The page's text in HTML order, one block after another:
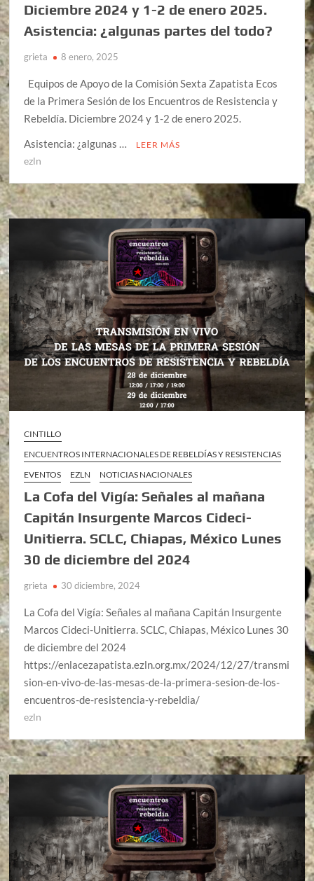
Diciembre 2024 y 1-2 de enero 2025.
Asistencia: ¿algunas partes del todo?
grieta 8 enero, 2025
Equipos de Apoyo de la Comisión Sexta Zapatista Ecos
de la Primera Sesión de los Encuentros de Resistencia y
Rebeldía. Diciembre 2024 y 1-2 de enero 2025.
Asistencia: ¿algunas …
LEER MÁS
ezln
CINTILLO
ENCUENTROS INTERNACIONALES DE REBELDÍAS Y RESISTENCIAS
EVENTOS
EZLN NOTICIAS NACIONALES
La Cofa del Vigía: Señales al mañana
Capitán Insurgente Marcos Cideci-
Unitierra. SCLC, Chiapas, México Lunes
30 de diciembre del 2024
grieta 30 diciembre, 2024
La Cofa del Vigía: Señales al mañana Capitán Insurgente
Marcos Cideci-Unitierra. SCLC, Chiapas, México Lunes 30
de diciembre del 2024
https://enlacezapatista.ezln.org.mx/2024/12/27/transmi
sion-en-vivo-de-las-mesas-de-la-primera-sesion-de-los-
encuentros-de-resistencia-y-rebeldia/
ezln